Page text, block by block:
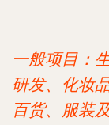
一般项目：
研发、化妆
百货、服装